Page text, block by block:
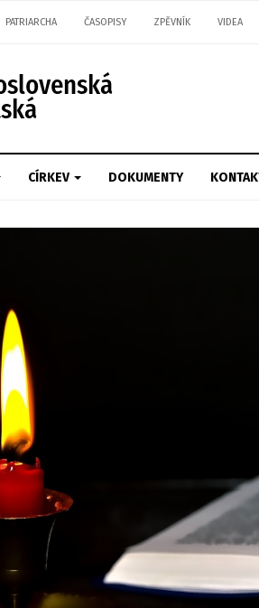
PATRIARCHA ČASOPISY ZPĚVNÍK VIDEA
CÍRKEV DOKUMENTY